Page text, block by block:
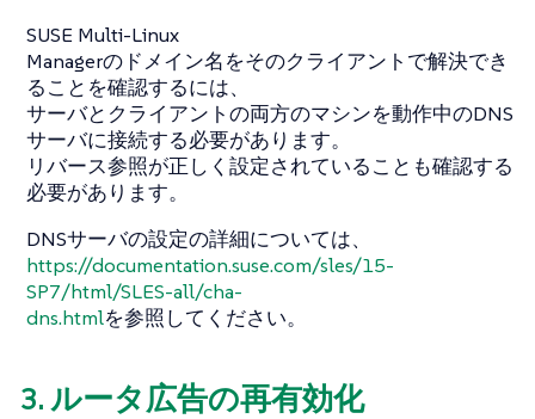
SUSE Multi-Linux
Managerのドメイン名をそのクライアントで解決でき
ることを確認するには、
サーバとクライアントの両方のマシンを動作中のDNS
サーバに接続する必要があります。
リバース参照が正しく設定されていることも確認する
必要があります。
DNSサーバの設定の詳細については、
https://documentation.suse.com/sles/15-
SP7/html/SLES-all/cha-
dns.htmlを参照してください。
3. ルータ広告の再有効化